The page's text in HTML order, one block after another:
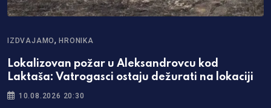
IZDVAJAMO,HRONIKA
Lokalizovan požar u Aleksandrovcu kod
Laktaša: Vatrogasci ostaju dežurati na lokaciji
10.08.2026 20:30